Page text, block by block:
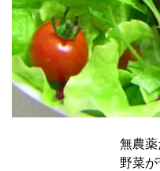
無農薬
野菜